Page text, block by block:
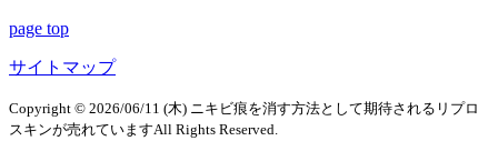
page top
サイトマップ
Copyright © 2026/06/11 (木) ニキビ痕を消す方法として期待されるリプロ
スキンが売れていますAll Rights Reserved.